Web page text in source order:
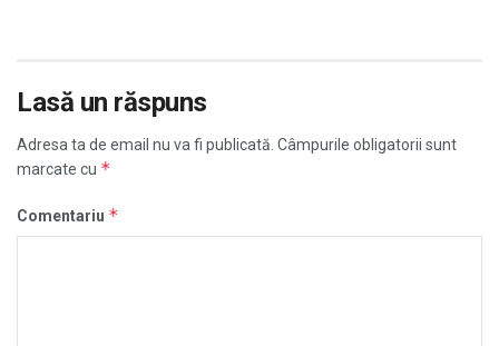
Lasă un răspuns
Adresa ta de email nu va fi publicată. Câmpurile obligatorii sunt
marcate cu *
Comentariu *